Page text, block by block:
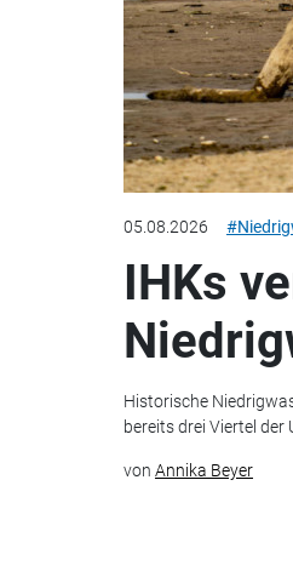
05.08.2026
IHKs
Historische
bereits drei Viertel der
von Annika Beyer